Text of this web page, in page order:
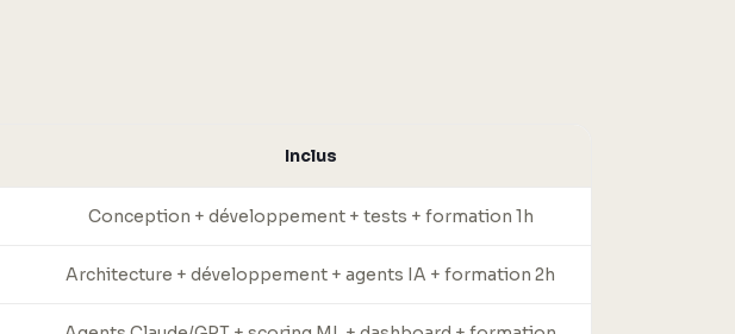
Inclus
Conception + développement + tests + formation 1h
Architecture + développement + agents IA + formation 2h